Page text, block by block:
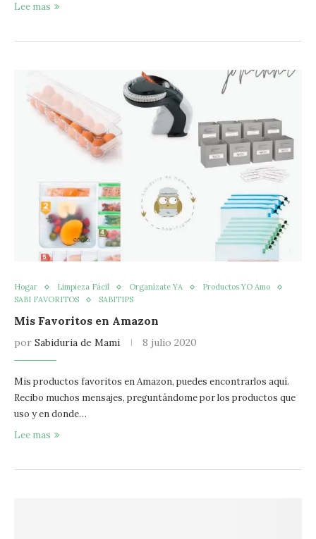
Lee mas
Hogar Limpieza Fácil Organízate YA
Productos YO Amo
SABI FAVORITOS
SABITIPS
Mis Favoritos en Amazon
por Sabiduria de Mami 8 julio 2020
Mis productos favoritos en Amazon, puedes encontrarlos aquí.
Recibo muchos mensajes, preguntándome por los productos que
uso y en donde…
Lee mas